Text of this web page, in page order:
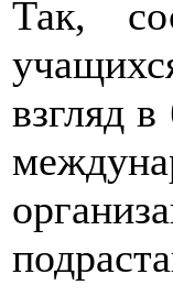
Так,
взгляд